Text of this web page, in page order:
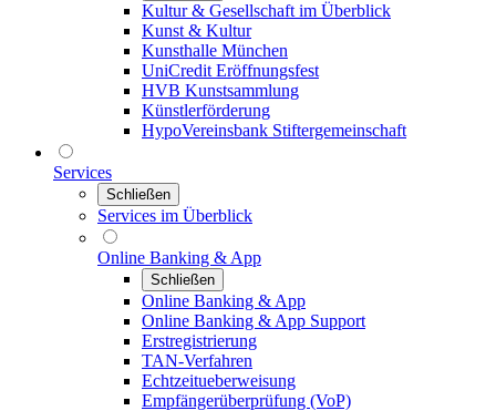
Kultur & Gesellschaft im Überblick
Kunst & Kultur
Kunsthalle München
UniCredit Eröffnungsfest
HVB Kunstsammlung
Künstlerförderung
HypoVereinsbank Stiftergemeinschaft
Services
Schließen
Services im Überblick
Online Banking & App
Schließen
Online Banking & App
Online Banking & App Support
Erstregistrierung
TAN-Verfahren
Echtzeitueberweisung
Empfängerüberprüfung (VoP)